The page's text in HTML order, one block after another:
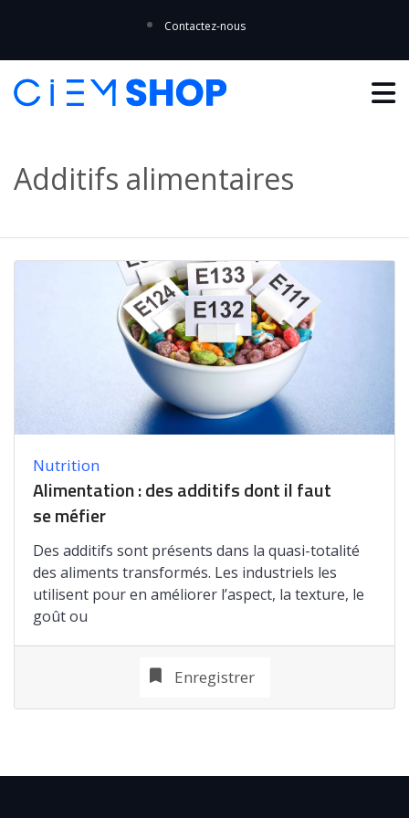
Contactez-nous
Additifs alimentaires
Nutrition
Alimentation : des additifs dont il faut
se méfier
Des additifs sont présents dans la quasi-totalité
des aliments transformés. Les industriels les
utilisent pour en améliorer l’aspect, la texture, le
goût ou
Enregistrer